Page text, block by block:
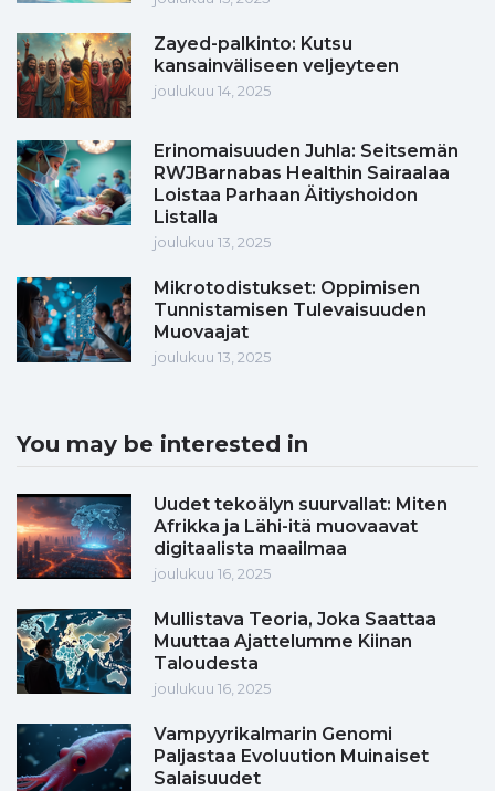
Zayed-palkinto: Kutsu
kansainväliseen veljeyteen
joulukuu 14, 2025
Erinomaisuuden Juhla: Seitsemän
RWJBarnabas Healthin Sairaalaa
Loistaa Parhaan Äitiyshoidon
Listalla
joulukuu 13, 2025
Mikrotodistukset: Oppimisen
Tunnistamisen Tulevaisuuden
Muovaajat
joulukuu 13, 2025
You may be interested in
Uudet tekoälyn suurvallat: Miten
Afrikka ja Lähi-itä muovaavat
digitaalista maailmaa
joulukuu 16, 2025
Mullistava Teoria, Joka Saattaa
Muuttaa Ajattelumme Kiinan
Taloudesta
joulukuu 16, 2025
Vampyyrikalmarin Genomi
Paljastaa Evoluution Muinaiset
Salaisuudet